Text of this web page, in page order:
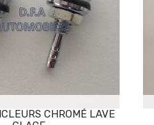
CHROMÉ LAVE